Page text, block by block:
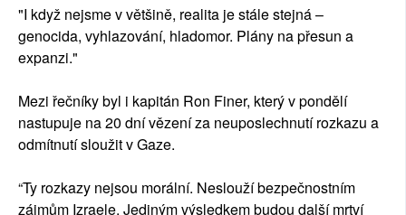
"I když nejsme v většině, realita je stále stejná –
genocida, vyhlazování, hladomor. Plány na přesun a
expanzi."
Mezi řečníky byl i kapitán Ron Finer, který v pondělí
nastupuje na 20 dní vězení za neuposlechnutí rozkazu a
odmítnutí sloužit v Gaze.
“Ty rozkazy nejsou morální. Neslouží bezpečnostním
zájmům Izraele. Jediným výsledkem budou další mrtví